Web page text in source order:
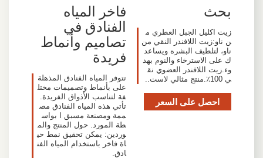
بحث
زيت اكليل الجبل العطري م
ن ناو:زيت اللافندر النقي من
ناو، لتلطيف البشره ويساعد
ك على الاسترخاء والنوم بهد
وء.زيت اللافندر العضوي نق
ي 100٪.منتج مثالي لاست..
احصل على السعر
فاخر المياه
الفنادق في
تصاميم وأنماط
فريدة
تتوفر المياه الفنادق المذهلة
على بأنماط وتصميمات مختل
فة لتناسب الأذواق الفريدة.
تأتي هذه المياه الفنادق مص
ممة ومصنعة مسبق ا بواس
طة المورد. حول المنتج والم
وردين: يمكن تحقيق نمط حي
اة فاخر باستخدام المياه الفن
ادق.